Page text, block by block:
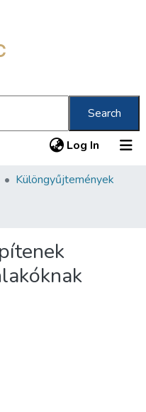
Search
Log In (current)
Különgyűjtemények